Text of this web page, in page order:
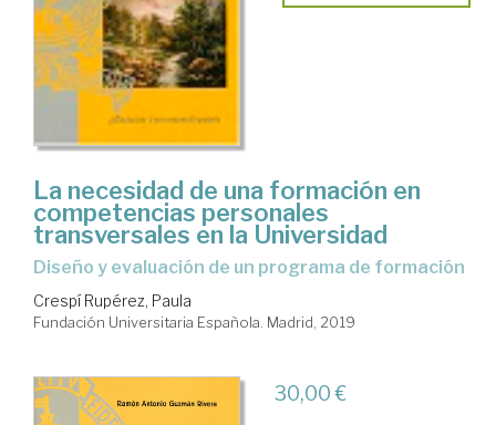
La necesidad de una formación en
competencias personales
transversales en la Universidad
diseño y evaluación de un programa de formación
Crespí Rupérez, Paula
Fundación Universitaria Española. Madrid, 2019
30,00 €